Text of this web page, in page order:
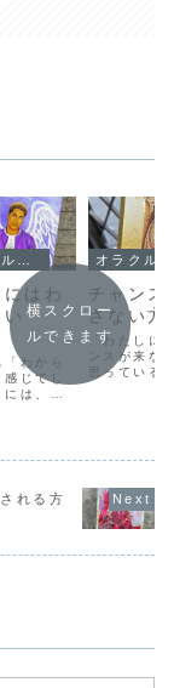
はわ
わから
じてし
には、誰
がわから
」とな
いいと思
チャンス
さない方
「わたしに
ンスが来な
思っている
っかりと準
ておかなけ
み取ること
横スクロー
ルできます
れる方